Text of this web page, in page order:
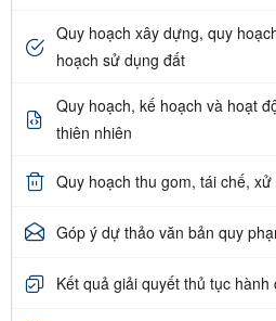
Quy hoạch xây dựng, quy
hoạch sử dụng đất
Quy hoạch, kế hoạch và hoạt
thiên nhiên
Quy hoạch thu gom, tái chế,
Góp ý dự thảo văn bản quy
Kết quả giải quyết thủ tục